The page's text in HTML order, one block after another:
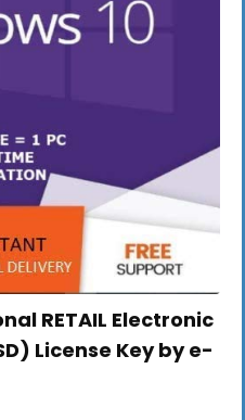
RETAIL Electronic
License Key by e-